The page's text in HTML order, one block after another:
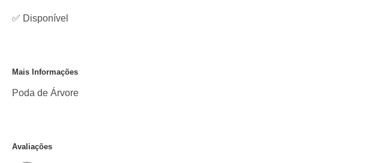
✅ Disponível
Mais Informações
Poda de Árvore
Avaliações